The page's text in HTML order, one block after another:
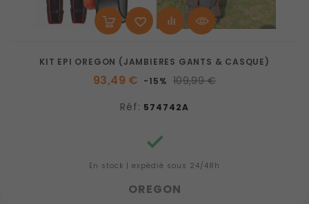
KIT EPI OREGON (JAMBIERES GANTS & CASQUE)
93,49 € -15% 109,99 €
Réf: 574742A

En stock | expédié sous 24/48h
OREGON